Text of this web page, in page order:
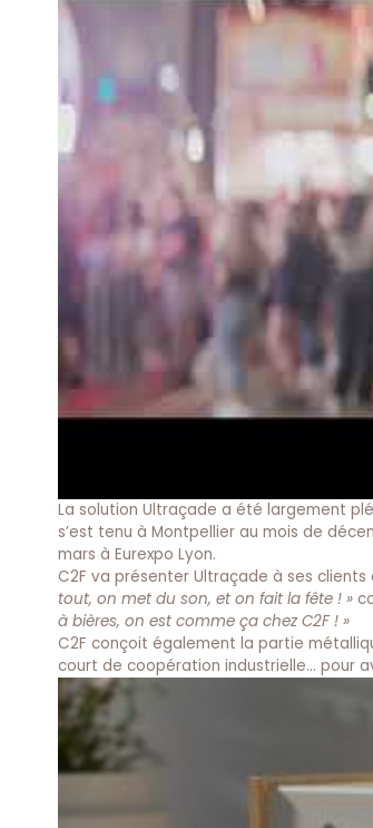
La solution Ultraçade a été largement
s’est tenu à Montpellier au mois de
mars à Eurexpo Lyon.
C2F va présenter Ultraçade à ses
tout, on met du son, et on fait la fête ! »
à bières, on est comme ça chez C2F ! »
C2F conçoit également la partie
court de coopération industrielle… pour